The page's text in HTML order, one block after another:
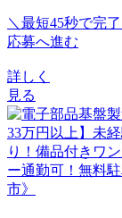
＼最短45秒で完
応募へ進む
詳しく
見る